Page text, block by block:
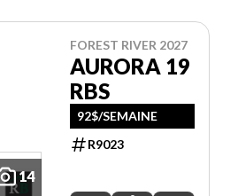
14
FOREST RIVER 2027
AURORA 19
RBS
92$/SEMAINE
R9023